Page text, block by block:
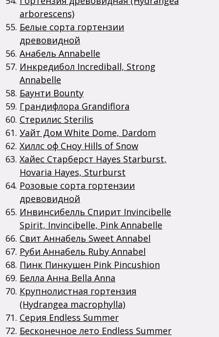
arborescens)
Белые сорта гортензии
древовидной
Анабель Annabelle
Инкредибол Incrediball, Strong
Annabelle
Баунти Bounty
Грандифлора Grandiflora
Стерилис Sterilis
Уайт Дом White Dome, Dardom
Хиллс оф Сноу Hills of Snow
Хайес Старберст Hayes Starburst,
Hovaria Hayes, Sturburst
Розовые сорта гортензии
древовидной
Инвинсибелль Спирит Invincibelle
Spirit, Invincibelle, Pink Annabelle
Свит Аннабель Sweet Annabel
Руби Аннабель Ruby Annabel
Пинк Пинкушен Pink Pincushion
Белла Анна Bella Anna
Крупнолистная гортензия
(Hydrangea macrophylla)
Серия Endless Summer
Бесконечное лето Endless Summer